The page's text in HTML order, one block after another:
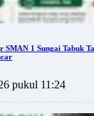
SMAN 1 Sungai Tabuk
pukul 11:24